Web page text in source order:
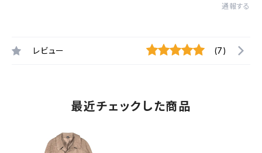
通報する
レビュー (7)
最近チェックした商品